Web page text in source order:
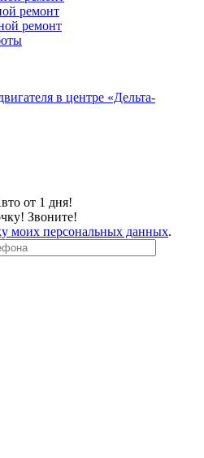
ремонт
ремонт
от 1 дня!
Звоните!
моих персональных данных.